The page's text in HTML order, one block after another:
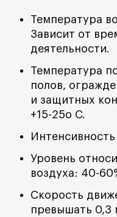
Температура
Зависит от
деятельности.
Температура
полов,
и защитных
+15-25о C.
Уровень
воздуха: 40-
Скорость
превышать 0,3